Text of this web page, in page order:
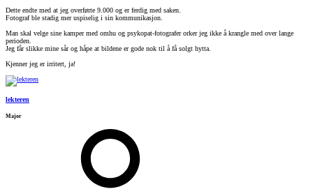
Dette endte med at jeg overførte 9.000 og er ferdig med saken.
Fotograf ble stadig mer uspiselig i sin kommunikasjon.
Man skal velge sine kamper med omhu og psykopat-fotografer orker jeg ikke å krangle med over lange
perioden.
Jeg får slikke mine sår og håpe at bildene er gode nok til å få solgt hytta.
Kjenner jeg er irritert, ja!
lekteren
Major